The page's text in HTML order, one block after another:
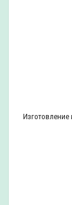
Изготовление